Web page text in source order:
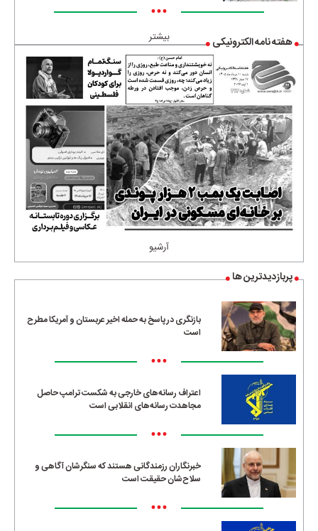
•••
بیشتر هفته نامه الکترونیکی
آرشیو
پربازدیدترین ها
بازنگری در پاسخ به حمله اخیر عربستان و آمریکا مطرح
است
•••
اعتراف رسانه‌های خارجی به شکست ترامپ حاصل
مجاهدت رسانه‌های انقلابی است
•••
خبرنگاران رزمندگانی هستند که سنگرشان آگاهی و
سلاح‌شان حقیقت است
•••